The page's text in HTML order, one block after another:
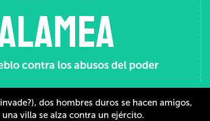
contra los abusos del poder
dos hombres duros se hacen amigos,
villa se alza contra un ejército.